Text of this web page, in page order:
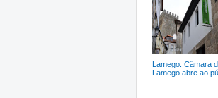
Lamego: Câmara
Lamego abre ao